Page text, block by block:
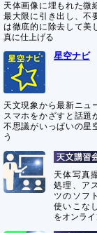
天体画像に埋もれた微
最大限に引き出し、不
は徹底的に除去して美
真に仕上げる
星空ナビ
天文現象から最新ニュ
スマホをかざすと話題
不思議がいっぱいの星
う
天体写真
処理、ア
ツのソフ
使いこな
をオンラ